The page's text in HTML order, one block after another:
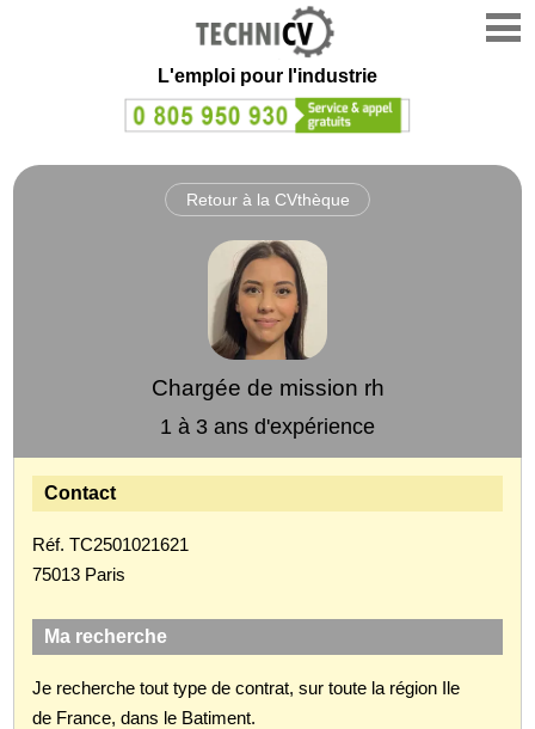
L'emploi pour l'industrie
Retour à la CVthèque
Chargée de mission rh
1 à 3 ans d'expérience
Contact
Réf. TC2501021621
75013 Paris
Ma recherche
Je recherche tout type de contrat, sur toute la région Ile
de France, dans le Batiment.